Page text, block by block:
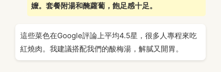
嬤。套餐附湯和醃蘿蔔，飽足感十足。
這些菜色在Google評論上平均4.5星，很多人專程來吃
紅燒肉。我建議搭配我們的酸梅湯，解膩又開胃。